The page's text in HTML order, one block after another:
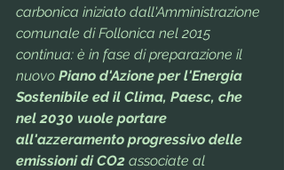
carbonica iniziato dall'Amministrazione
comunale di Follonica nel 2015
continua: è in fase di preparazione il
nuovo Piano d'Azione per l'Energia
Sostenibile ed il Clima, Paesc, che
nel 2030 vuole portare
all'azzeramento progressivo delle
emissioni di CO2 associate al